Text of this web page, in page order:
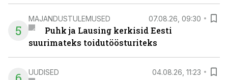
5
MAJANDUSTULEMUSED 07.08.26, 09:30
Puhk ja Lausing kerkisid Eesti
suurimateks toidutöösturiteks
UUDISED 04.08.26, 11:23